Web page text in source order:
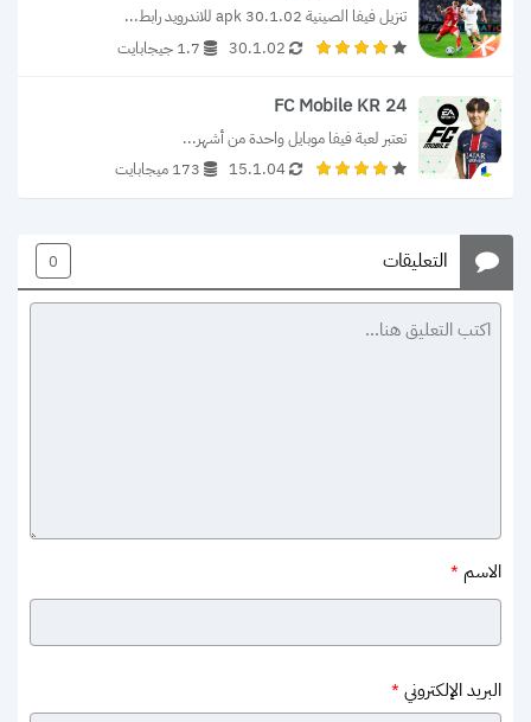
تنزيل فيفا الصينية 30.1.02 apk للاندرويد رابط...
30.1.02
1.7 جيجابايت
FC Mobile KR 24
تعتبر لعبة فيفا موبايل واحدة من أشهر...
15.1.04
173 ميجابايت
التعليقات 0
الاسم *
البريد الإلكتروني *